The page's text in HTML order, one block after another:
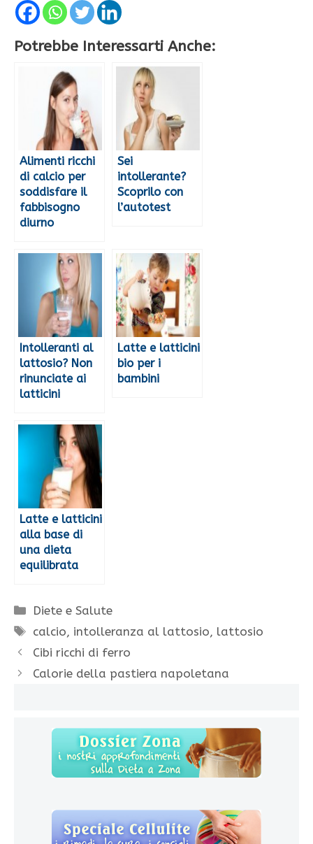
Potrebbe Interessarti Anche:
Alimenti ricchi
di calcio per
soddisfare il
fabbisogno
diurno
Sei
intollerante?
Scoprilo con
l’autotest
Intolleranti al
lattosio? Non
rinunciate ai
latticini
Latte e latticini
bio per i
bambini
Latte e latticini
alla base di
una dieta
equilibrata
Categorie
Diete e Salute
Tag
calcio, intolleranza al lattosio, lattosio
Cibi ricchi di ferro
Calorie della pastiera napoletana